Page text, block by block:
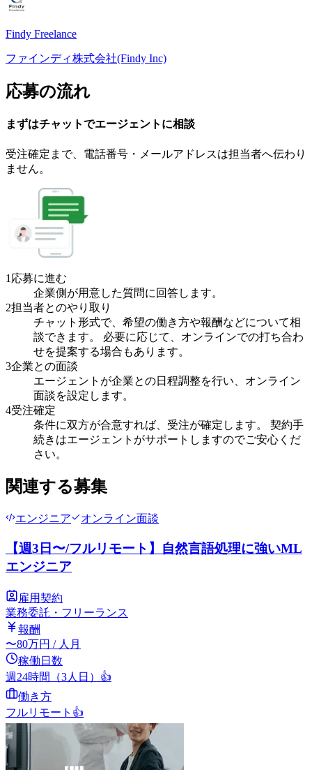
Findy Freelance
ファインディ株式会社(Findy Inc)
応募の流れ
まずはチャットでエージェント に相談
受注確定まで、 電話番号・メールアドレスは担当者へ伝わり
ません。
1 応募に進む
企業側が用意した質問に回答します。
2担当者とのやり取り
チャット形式で、希望の働き方や報酬などについて相
談できます。 必要に応じて、オンラインでの打ち合わ
せを提案する場合もあります。
3企業との面談
エージェントが企業との日程調整を行い、オンライン
面談を設定します。
4受注確定
条件に双方が合意すれば、受注が確定します。 契約手
続きはエージェントがサポートしますのでご安心くだ
さい。
関連する募集
エンジニア オンライン面談
【週3日〜/フルリモート】自然言語処理に強いML
エンジニア
雇用契約
業務委託・フリーランス
報酬
〜80万円 / 人月
稼働日数
週24時間（3人日） 👍
働き方
フルリモート 👍